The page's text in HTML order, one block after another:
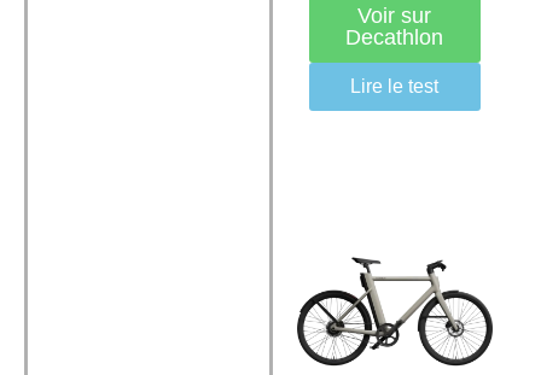
Voir sur
Decathlon
Lire le test